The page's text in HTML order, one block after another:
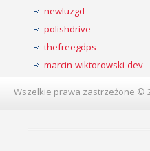
newluzgd
polishdrive
thefreegdps
marcin-wiktorowski-dev
Wszelkie prawa zastrzeżone ©